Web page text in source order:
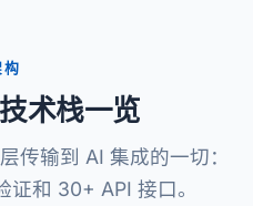
构
术栈一览
传输到 AI 集成的一切：
和 30+ API 接口。